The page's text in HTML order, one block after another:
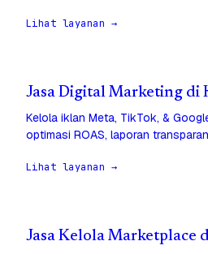
Lihat layanan →
Jasa Digital Marketing di
Kelola iklan Meta, TikTok, &
optimasi ROAS, laporan
Lihat layanan →
Jasa Kelola Marketplace